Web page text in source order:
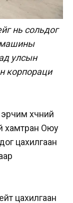
нь сольдог
машины
улсын
корпораци
хүчний
хамтран Оюу
цахилгаан
цахилгаан